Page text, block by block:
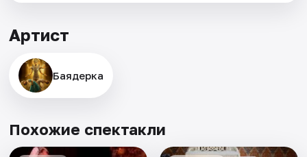
Артист
Баядерка
Похожие спектакли